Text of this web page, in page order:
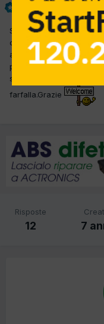
2
Salve a tutti gli utenti
che in diagnosi mi dice
accelleratore/corpo
pedale che corpo ma da
sapere se si riesce a
farfalla.Grazie
Risposte
12 7